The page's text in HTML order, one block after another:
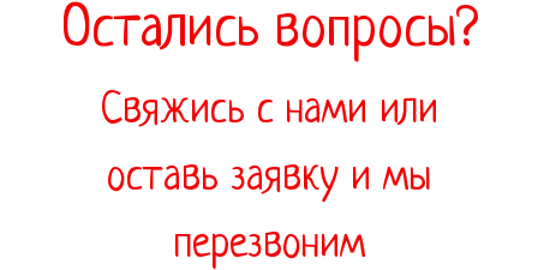
Остались вопросы?
Свяжись с нами или
оставь заявку и мы
перезвоним